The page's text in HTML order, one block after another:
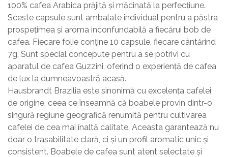
100% cafea Arabica prăjită și măcinată la perfecțiune.
Sceste capsule sunt ambalate individual pentru a păstra
prospețimea și aroma inconfundabilă a fiecărui bob de
cafea. Fiecare folie conține 10 capsule, fiecare cântărind
7g. Sunt special concepute pentru a se potrivi cu
aparatul de cafea Guzzini, oferind o experiență de cafea
de lux la dumneavoastră acasă.
Hausbrandt Brazilia este sinonimă cu excelența cafelei
de origine, ceea ce înseamnă că boabele provin dintr-o
singură regiune geografică renumită pentru cultivarea
cafelei de cea mai înaltă calitate. Aceasta garantează nu
doar o trasabilitate clară, ci și un profil aromatic unic și
consistent. Boabele de cafea sunt atent selectate și